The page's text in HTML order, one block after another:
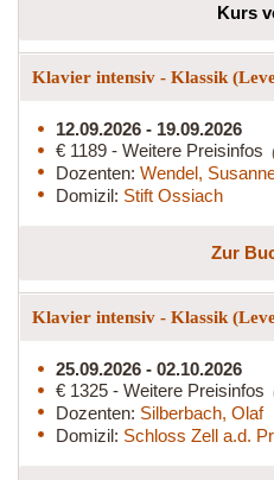
Kurs
Klavier intensiv - Klassik
12.09.2026 - 19.09.2026
€ 1189 - Weitere Preisinfos
Dozenten: Wendel,
Domizil: Stift Ossiach
Zur
Klavier intensiv - Klassik
25.09.2026 - 02.10.2026
€ 1325 - Weitere Preisinfos
Dozenten: Silberbach, Olaf
Domizil: Schloss Zell a.d.